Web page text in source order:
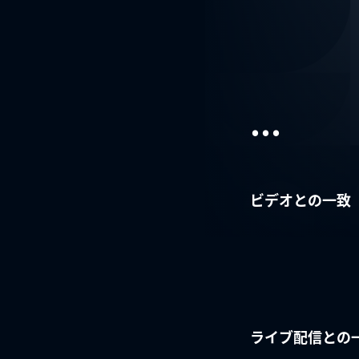
...
ビデオとの一致
ライブ配信との